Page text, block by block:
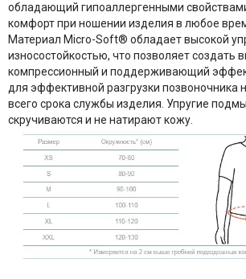
обладающий гипоаллергенными
комфорт при ношении изделия в любое
Материал Micro-Soft® обладает высокой
износостойкостью, что позволяет создать
компрессионный и поддерживающий
для эффективной разгрузки позвоночника
всего срока службы изделия. Упругие
скручиваются и не натирают кожу.